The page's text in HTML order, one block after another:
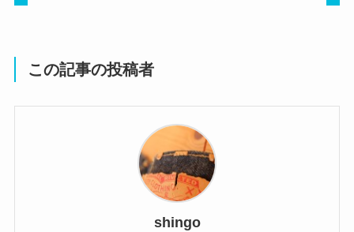
この記事の投稿者
shingo